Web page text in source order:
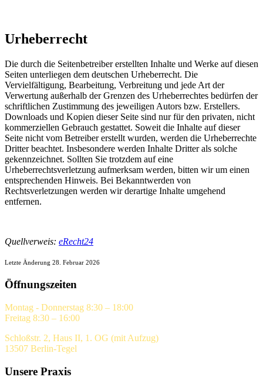
Urheberrecht
Die durch die Seitenbetreiber erstellten Inhalte und Werke auf diesen
Seiten unterliegen dem deutschen Urheberrecht. Die
Vervielfältigung, Bearbeitung, Verbreitung und jede Art der
Verwertung außerhalb der Grenzen des Urheberrechtes bedürfen der
schriftlichen Zustimmung des jeweiligen Autors bzw. Erstellers.
Downloads und Kopien dieser Seite sind nur für den privaten, nicht
kommerziellen Gebrauch gestattet. Soweit die Inhalte auf dieser
Seite nicht vom Betreiber erstellt wurden, werden die Urheberrechte
Dritter beachtet. Insbesondere werden Inhalte Dritter als solche
gekennzeichnet. Sollten Sie trotzdem auf eine
Urheberrechtsverletzung aufmerksam werden, bitten wir um einen
entsprechenden Hinweis. Bei Bekanntwerden von
Rechtsverletzungen werden wir derartige Inhalte umgehend
entfernen.
Quellverweis: eRecht24
Letzte Änderung 28. Februar 2026
Öffnungszeiten
Montag - Donnerstag 8:30 – 18:00
Freitag 8:30 – 16:00
Schloßstr. 2, Haus II, 1. OG (mit Aufzug)
13507 Berlin-Tegel
Unsere Praxis